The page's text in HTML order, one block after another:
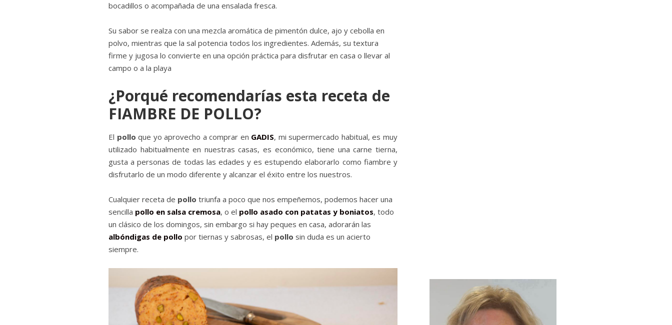
bocadillos o acompañada de una ensalada fresca.
Su sabor se realza con una mezcla aromática de pimentón dulce, ajo y cebolla en
polvo, mientras que la sal potencia todos los ingredientes. Además, su textura
firme y jugosa lo convierte en una opción práctica para disfrutar en casa o llevar al
campo o a la playa
¿Porqué recomendarías esta receta de
FIAMBRE DE POLLO?
El polloque yo aprovecho a comprar en GADIS, mi supermercado habitual, es muy
utilizado habitualmente en nuestras casas, es económico, tiene una carne tierna,
gusta a personas de todas las edades y es estupendo elaborarlo como fiambre y
disfrutarlo de un modo diferente y alcanzar el éxito entre los nuestros.
Cualquier receta de pollo triunfa a poco que nos empeñemos, podemos hacer una
sencilla pollo en salsa cremosa, o el pollo asado con patatas y boniatos, todo
un clásico de los domingos, sin embargo si hay peques en casa, adorarán las
albóndigas de pollo por tiernas y sabrosas, el pollo sin duda es un acierto
siempre.